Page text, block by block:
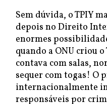
Sem dúvida, o TPIY
depois no Direito
enormes
quando a ONU criou o
contava com salas,
sequer com togas! O
internacionalmente
responsáveis por